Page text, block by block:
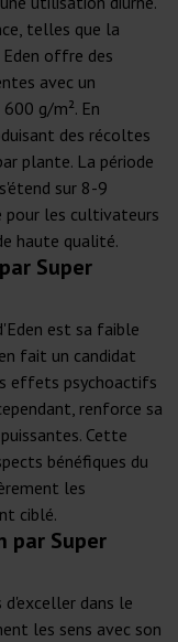
telles que la
offre des
avec un
g/m². En
des récoltes
plante. La période
sur 8-9
pour les cultivateurs
haute qualité.
Super
est sa faible
fait un candidat
effets psychoactifs
renforce sa
Cette
bénéfiques du
les
ciblé.
par Super
d'exceller dans le
les sens avec son